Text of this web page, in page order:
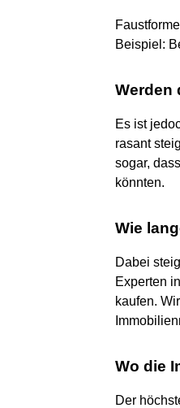
Beispiel:
Werden
Es ist
rasant
sogar,
könnten.
Wie
Dabei
Experten
kaufen.
Wo die
Der